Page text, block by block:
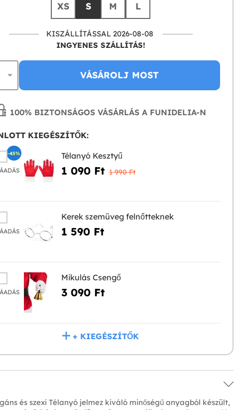
XS S M L
KISZÁLLÍTÁSSAL 2026-08-08
INGYENES SZÁLLÍTÁS!
VÁSÁROLJ MOST
100% BIZTONSÁGOS VÁSÁRLÁS A FUNIDELIA-N
KIEGÉSZÍTŐK:
Télanyó Kesztyű
1 090 Ft‎ 1 990 Ft‎
-45%
Kerek szemüveg felnőtteknek
1 590 Ft‎
Mikulás Csengő
3 090 Ft‎
+ KIEGÉSZÍTŐK
és szexi Télanyó jelmez kiváló minőségű anyagból készült,